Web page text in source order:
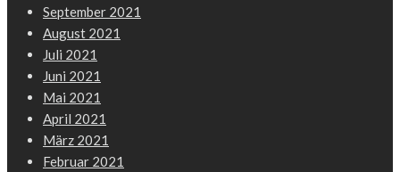
September 2021
August 2021
Juli 2021
Juni 2021
Mai 2021
April 2021
März 2021
Februar 2021